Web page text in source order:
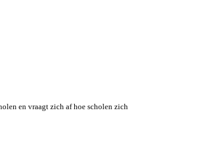
en vraagt zich af hoe scholen zich